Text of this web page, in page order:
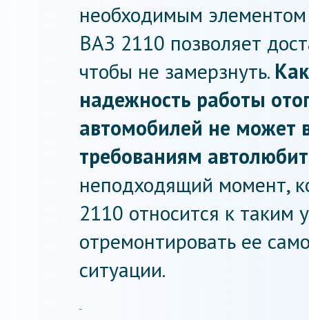
необходимым
ВАЗ 2110 позволяет
чтобы не замерзнуть.
надежность работы
автомобилей не может
требованиям
неподходящий момент,
2110 относится к таким
отремонтировать ее
ситуации.